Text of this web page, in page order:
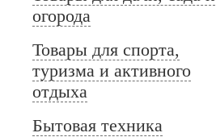
огорода
Товары для спорта,
туризма и активного
отдыха
Бытовая техника